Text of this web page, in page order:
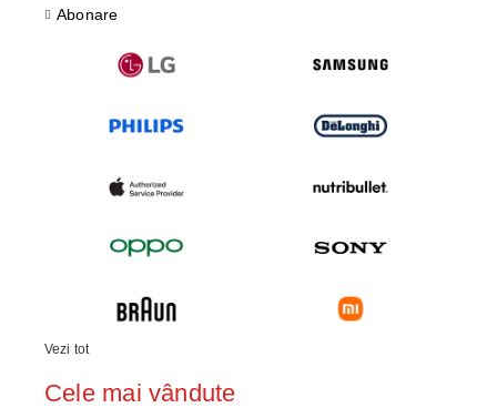
Abonare
Vezi tot
Cele mai vândute